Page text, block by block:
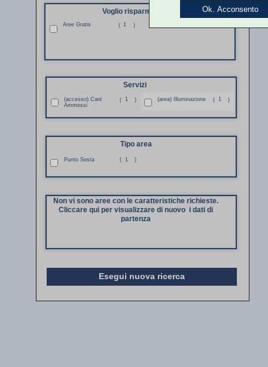
Voglio risparmiare
( 1 )
Aree Gratis
Servizi
(accesso) Cani
Ammessi
( 1 ) (area) Illuminazione ( 1 )
Tipo area
Punto Sosta ( 1 )
Non vi sono aree con le caratteristiche richieste.
Cliccare qui per visualizzare di nuovo i dati di
partenza
Esegui nuova ricerca
Ok. Acconsento